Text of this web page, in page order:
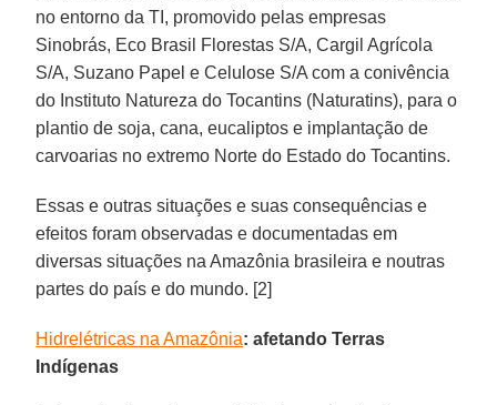
no entorno da TI, promovido pelas empresas
Sinobrás, Eco Brasil Florestas S/A, Cargil Agrícola
S/A, Suzano Papel e Celulose S/A com a conivência
do Instituto Natureza do Tocantins (Naturatins), para o
plantio de soja, cana, eucaliptos e implantação de
carvoarias no extremo Norte do Estado do Tocantins.
Essas e outras situações e suas consequências e
efeitos foram observadas e documentadas em
diversas situações na Amazônia brasileira e noutras
partes do país e do mundo. [2]
Hidrelétricas na Amazônia: afetando Terras
Indígenas